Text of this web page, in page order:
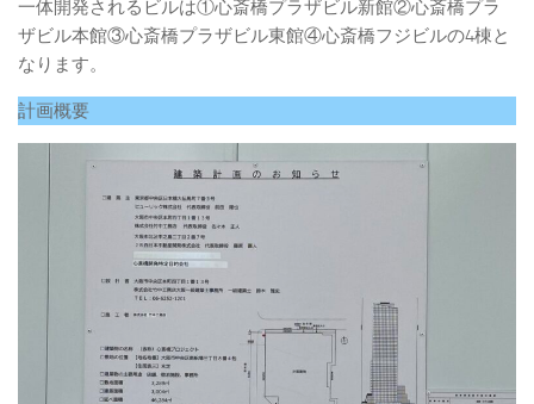
一体開発されるビルは①心斎橋プラザビル新館②心斎橋プラ
ザビル本館③心斎橋プラザビル東館④心斎橋フジビルの4棟と
なります。
計画概要